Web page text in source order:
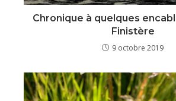
Chronique à quelques
Finistère
9 octobre 2019